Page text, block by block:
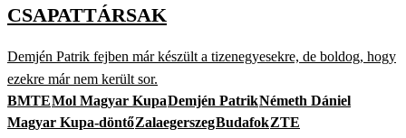
CSAPATTÁRSAK
Demjén Patrik fejben már készült a tizenegyesekre, de boldog, hogy
ezekre már nem került sor.
BMTEMol Magyar KupaDemjén PatrikNémeth Dániel
Magyar Kupa-döntőZalaegerszegBudafokZTE